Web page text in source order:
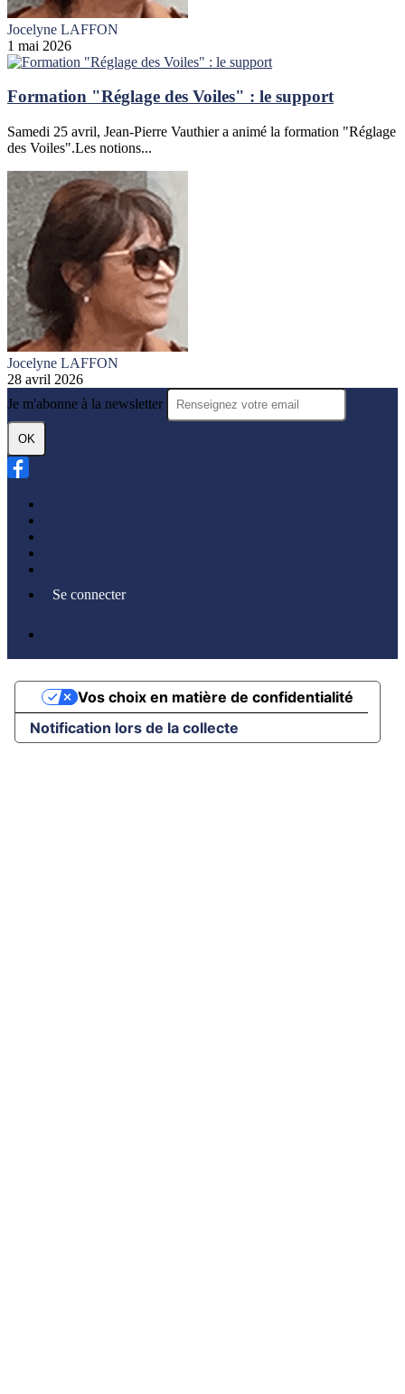
Jocelyne LAFFON
1 mai 2026
Formation "Réglage des Voiles" : le support
Samedi 25 avril, Jean-Pierre Vauthier a animé la formation "Réglage
des Voiles".Les notions...
Jocelyne LAFFON
28 avril 2026
Je m'abonne à la newsletter
OK
Se connecter
Notification lors de la collecte
Vos choix en matière de confidentialité